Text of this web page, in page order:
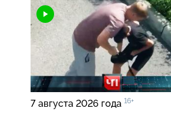
7 августа 2026 года 16+